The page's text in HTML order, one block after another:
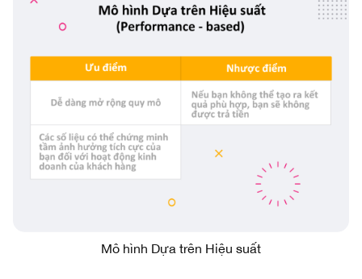
Mô hình Dựa trên Hiệu suất